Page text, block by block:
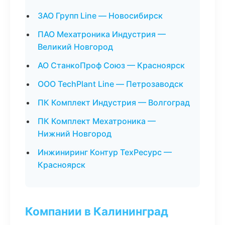
ЗАО Групп Line — Новосибирск
ПАО Мехатроника Индустрия —
Великий Новгород
АО СтанкоПроф Союз — Красноярск
ООО TechPlant Line — Петрозаводск
ПК Комплект Индустрия — Волгоград
ПК Комплект Мехатроника —
Нижний Новгород
Инжиниринг Контур ТехРесурс —
Красноярск
Компании в Калининград